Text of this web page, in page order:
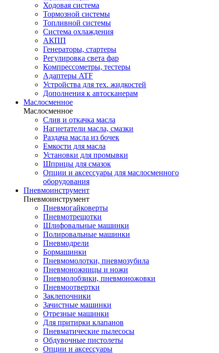
Ходовая система
Тормозной системы
Топливной системы
Система охлаждения
АКПП
Генераторы, стартеры
Регулировка света фар
Компрессометры, тестеры
Адаптеры ATF
Устройства для тех. жидкостей
Дополнения к автосканерам
Маслосменное
Маслосменное
Слив и откачка масла
Нагнетатели масла, смазки
Раздача масла из бочек
Емкости для масла
Установки для промывки
Шприцы для смазок
Опции и аксессуары для маслосменного
оборудования
Пневмоинструмент
Пневмоинструмент
Пневмогайковерты
Пневмотрещотки
Шлифовальные машинки
Полировальные машинки
Пневмодрели
Бормашинки
Пневмомолотки, пневмозубила
Пневмоножницы и ножи
Пневмолобзики, пневмоножовки
Пневмоотвертки
Заклепочники
Зачистные машинки
Отрезные машинки
Для притирки клапанов
Пневматические пылесосы
Обдувочные пистолеты
Опции и аксессуары